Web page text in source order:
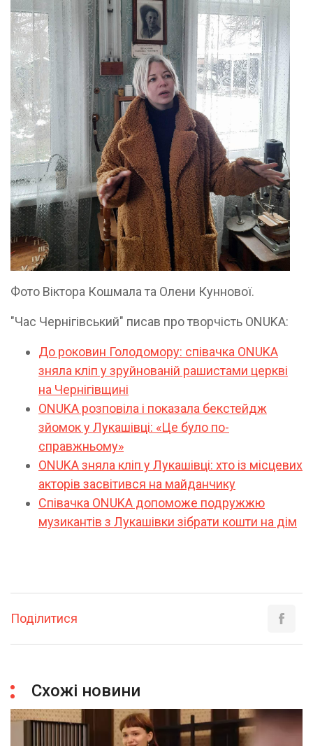
Фото Віктора Кошмала та Олени Куннової.
"Час Чернігівський" писав про творчість ONUKA:
До роковин Голодомору: співачка ONUKA
зняла кліп у зруйнованій рашистами церкві
на Чернігівщині
ONUKA розповіла і показала бекстейдж
зйомок у Лукашівці: «Це було по-
справжньому»
ONUKA зняла кліп у Лукашівці: хто із місцевих
акторів засвітився на майданчику
Співачка ONUKA допоможе подружжю
музикантів з Лукашівки зібрати кошти на дім
Поділитися
Схожі новини